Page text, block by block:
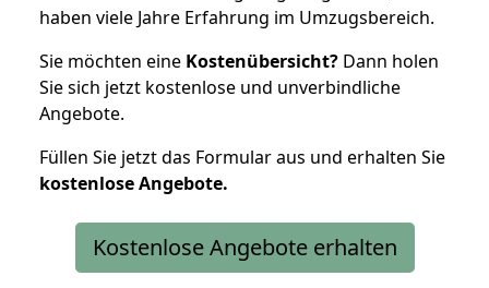
haben viele Jahre Erfahrung im Umzugsbereich.
Sie möchten eine Kostenübersicht? Dann holen
Sie sich jetzt kostenlose und unverbindliche
Angebote.
Füllen Sie jetzt das Formular aus und erhalten Sie
kostenloseAngebote.
Kostenlose Angebote erhalten